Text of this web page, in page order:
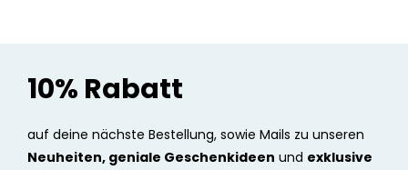
10% Rabatt
auf deine nächste Bestellung, sowie Mails zu unseren
Neuheiten, geniale Geschenkideen und exklusive